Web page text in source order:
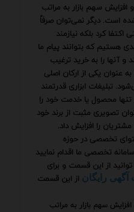
سهم بازار به مراتب
است. دیگر نمی‌توان صرفاً
کرد بلکه نیازمند
هستیم که بتوانند پیام ما
آنها را به خرید ترغیب
عنوان یکی از ارکان اصلی
تبلیغات ابزاری قدرتمند
محصول یا خدمت خود را
تصویری مثبت از برند خود
را افزایش داد.
تخصصی در حوزه
تخصصی ما اقدام نمایید
از این قسمت و برای
آگهی رایگان از این قسمت
سهم بازار به مراتب